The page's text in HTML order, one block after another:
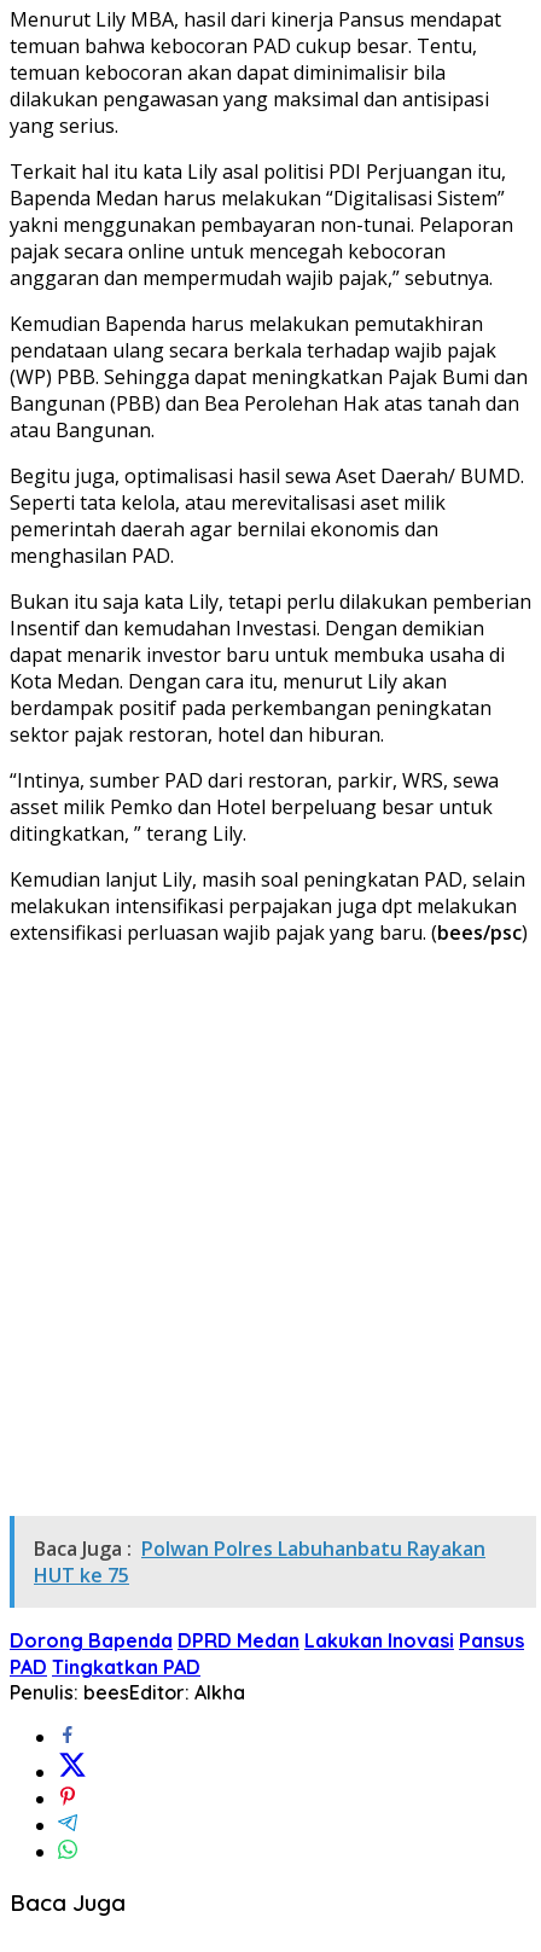
Menurut Lily MBA, hasil dari kinerja Pansus mendapat
temuan bahwa kebocoran PAD cukup besar. Tentu,
temuan kebocoran akan dapat diminimalisir bila
dilakukan pengawasan yang maksimal dan antisipasi
yang serius.
Terkait hal itu kata Lily asal politisi PDI Perjuangan itu,
Bapenda Medan harus melakukan “Digitalisasi Sistem”
yakni menggunakan pembayaran non-tunai. Pelaporan
pajak secara online untuk mencegah kebocoran
anggaran dan mempermudah wajib pajak,” sebutnya.
Kemudian Bapenda harus melakukan pemutakhiran
pendataan ulang secara berkala terhadap wajib pajak
(WP) PBB. Sehingga dapat meningkatkan Pajak Bumi dan
Bangunan (PBB) dan Bea Perolehan Hak atas tanah dan
atau Bangunan.
Begitu juga, optimalisasi hasil sewa Aset Daerah/ BUMD.
Seperti tata kelola, atau merevitalisasi aset milik
pemerintah daerah agar bernilai ekonomis dan
menghasilan PAD.
Bukan itu saja kata Lily, tetapi perlu dilakukan pemberian
Insentif dan kemudahan Investasi. Dengan demikian
dapat menarik investor baru untuk membuka usaha di
Kota Medan. Dengan cara itu, menurut Lily akan
berdampak positif pada perkembangan peningkatan
sektor pajak restoran, hotel dan hiburan.
“Intinya, sumber PAD dari restoran, parkir, WRS, sewa
asset milik Pemko dan Hotel berpeluang besar untuk
ditingkatkan, ” terang Lily.
Kemudian lanjut Lily, masih soal peningkatan PAD, selain
melakukan intensifikasi perpajakan juga dpt melakukan
extensifikasi perluasan wajib pajak yang baru. (bees/psc)
Baca Juga : Polwan Polres Labuhanbatu Rayakan
HUT ke 75
Dorong Bapenda DPRD Medan Lakukan Inovasi Pansus
PAD Tingkatkan PAD
Penulis: beesEditor: Alkha
Baca Juga